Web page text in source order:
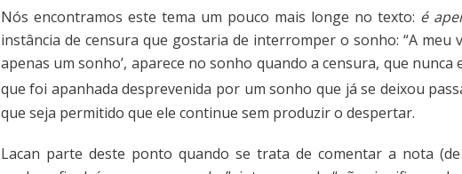
Nós encontramos este tema um pouco mais longe no texto: é
instância de censura que gostaria de interromper o sonho: “A meu
apenas um sonho’, aparece no sonho quando a censura, que
que foi apanhada desprevenida por um sonho que já se deixou
que seja permitido que ele continue sem produzir o despertar.
Lacan parte deste ponto quando se trata de comentar a nota